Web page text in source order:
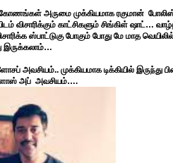
கோணங்கள் அருமை முக்கியமாக ரகுமான்
காட்சிகளும் சிங்கிள் ஷாட்…
ஸ்பாட்டுகு போகும் போது மே மாத
இருக்கலாம்…
அவசியம்.. முக்கியமாக டிக்கியில் இருந்து
அப் அவசியம்….